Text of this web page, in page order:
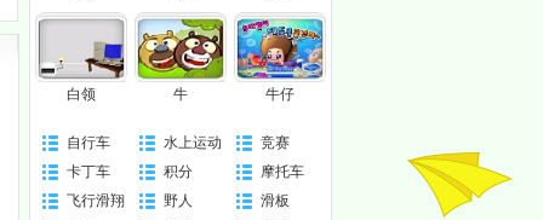
白领 牛 牛仔
自行车 水上运动
竞赛
卡丁车
积分
摩托车
飞行滑翔
野人
滑板